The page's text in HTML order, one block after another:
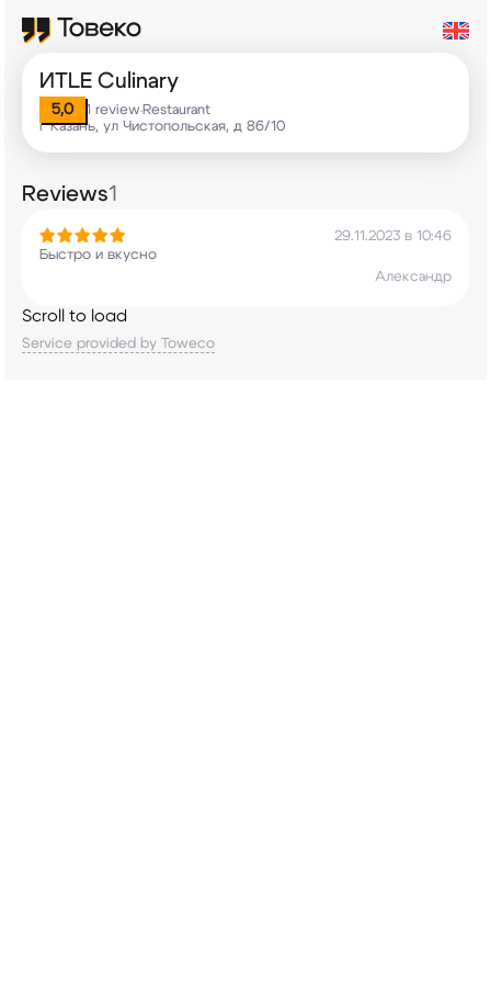
ИТLE Culinary
5,0 1 review•Restaurant
г Казань, ул Чистопольская, д 86/10
Reviews1
29.11.2023 в 10:46
Быстро и вкусно
Александр
Scroll to load
Service provided by Toweco